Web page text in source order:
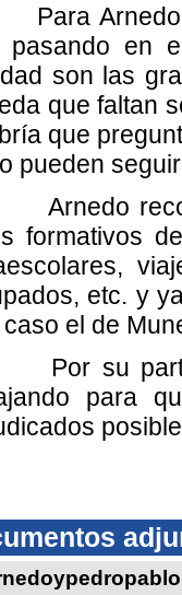
Arnedo
pasando en
son las
que faltan
que
pueden
recordó
formativos
etc. y
el de
su parte,
para